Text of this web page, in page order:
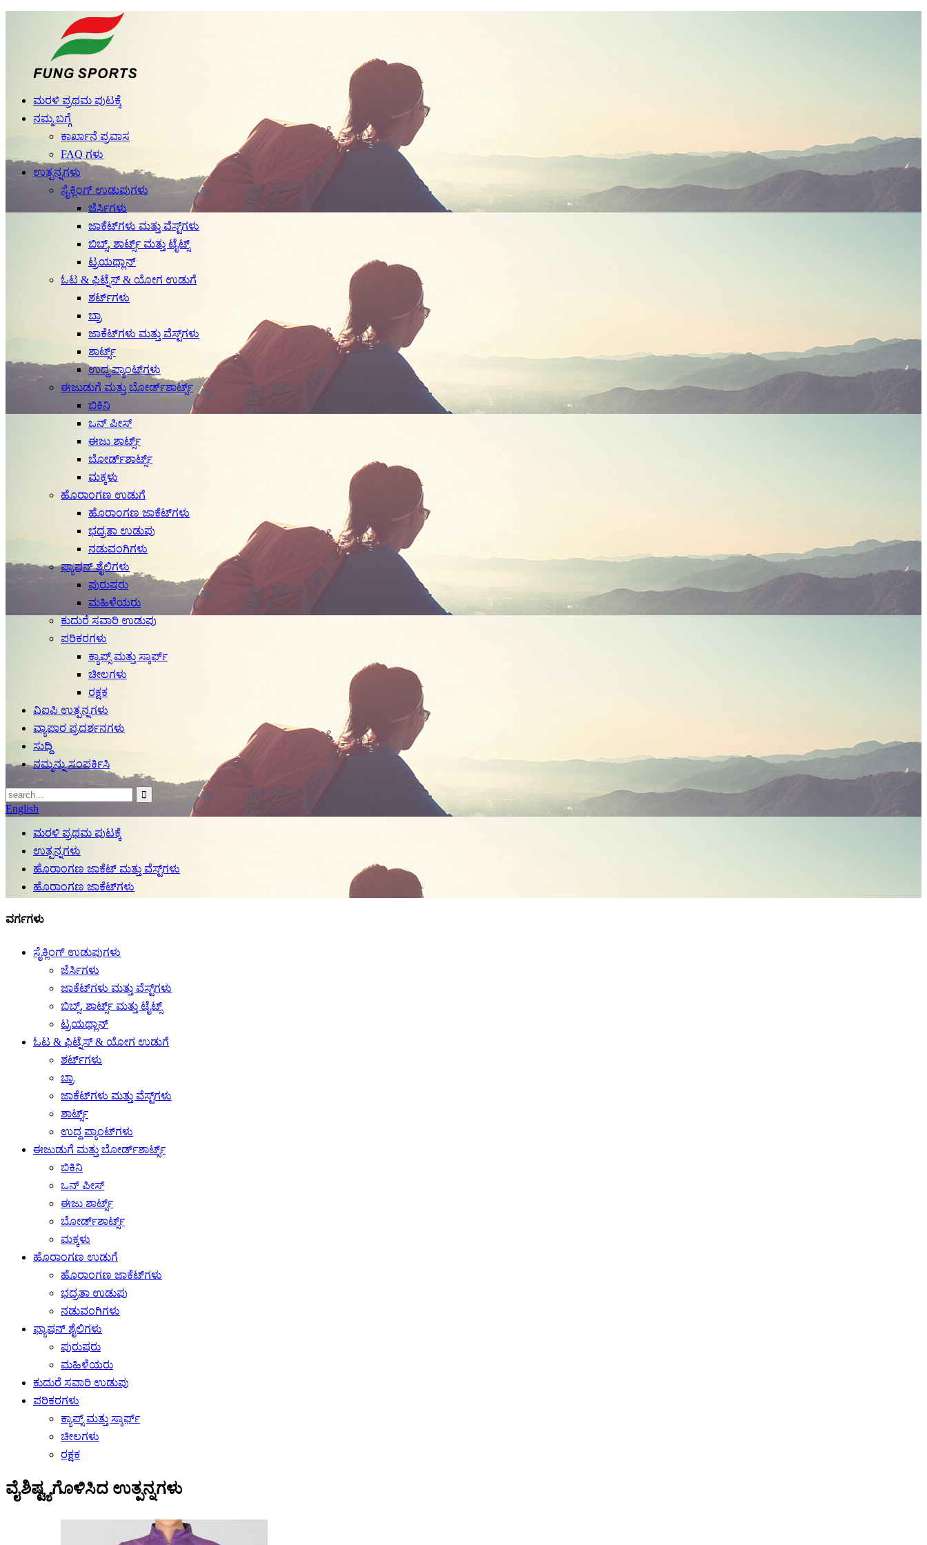
ಮರಳಿ ಪ್ರಥಮ ಪುಟಕ್ಕೆ
ನಮ್ಮ ಬಗ್ಗೆ
ಕಾರ್ಖಾನೆ ಪ್ರವಾಸ
FAQ ಗಳು
ಉತ್ಪನ್ನಗಳು
ಸೈಕ್ಲಿಂಗ್ ಉಡುಪುಗಳು
ಜೆರ್ಸಿಗಳು
ಜಾಕೆಟ್‌ಗಳು ಮತ್ತು ವೆಸ್ಟ್‌ಗಳು
ಬಿಬ್ಸ್, ಶಾರ್ಟ್ಸ್ ಮತ್ತು ಟೈಟ್ಸ್
ಟ್ರಯಥ್ಲಾನ್
ಓಟ & ಫಿಟ್ನೆಸ್ & ಯೋಗ ಉಡುಗೆ
ಶರ್ಟ್‌ಗಳು
ಬ್ರಾ
ಜಾಕೆಟ್‌ಗಳು ಮತ್ತು ವೆಸ್ಟ್‌ಗಳು
ಶಾರ್ಟ್ಸ್
ಉದ್ದ ಪ್ಯಾಂಟ್‌ಗಳು
ಈಜುಡುಗೆ ಮತ್ತು ಬೋರ್ಡ್‌ಶಾರ್ಟ್ಸ್
ಬಿಕಿನಿ
ಒನ್ ಪೀಸ್
ಈಜು ಶಾರ್ಟ್ಸ್
ಬೋರ್ಡ್‌ಶಾರ್ಟ್ಸ್
ಮಕ್ಕಳು
ಹೊರಾಂಗಣ ಉಡುಗೆ
ಹೊರಾಂಗಣ ಜಾಕೆಟ್‌ಗಳು
ಭದ್ರತಾ ಉಡುಪು
ನಡುವಂಗಿಗಳು
ಫ್ಯಾಷನ್ ಶೈಲಿಗಳು
ಪುರುಷರು
ಮಹಿಳೆಯರು
ಕುದುರೆ ಸವಾರಿ ಉಡುಪು
ಪರಿಕರಗಳು
ಕ್ಯಾಪ್ಸ್ ಮತ್ತು ಸ್ಕಾರ್ಫ್
ಚೀಲಗಳು
ರಕ್ಷಕ
ವಿಐಪಿ ಉತ್ಪನ್ನಗಳು
ವ್ಯಾಪಾರ ಪ್ರದರ್ಶನಗಳು
ಸುದ್ದಿ
ನಮ್ಮನ್ನು ಸಂಪರ್ಕಿಸಿ
English
ಮರಳಿ ಪ್ರಥಮ ಪುಟಕ್ಕೆ
ಉತ್ಪನ್ನಗಳು
ಹೊರಾಂಗಣ ಜಾಕೆಟ್ ಮತ್ತು ವೆಸ್ಟ್‌ಗಳು
ಹೊರಾಂಗಣ ಜಾಕೆಟ್‌ಗಳು
ವರ್ಗಗಳು
ಸೈಕ್ಲಿಂಗ್ ಉಡುಪುಗಳು
ಜೆರ್ಸಿಗಳು
ಜಾಕೆಟ್‌ಗಳು ಮತ್ತು ವೆಸ್ಟ್‌ಗಳು
ಬಿಬ್ಸ್, ಶಾರ್ಟ್ಸ್ ಮತ್ತು ಟೈಟ್ಸ್
ಟ್ರಯಥ್ಲಾನ್
ಓಟ & ಫಿಟ್ನೆಸ್ & ಯೋಗ ಉಡುಗೆ
ಶರ್ಟ್‌ಗಳು
ಬ್ರಾ
ಜಾಕೆಟ್‌ಗಳು ಮತ್ತು ವೆಸ್ಟ್‌ಗಳು
ಶಾರ್ಟ್ಸ್
ಉದ್ದ ಪ್ಯಾಂಟ್‌ಗಳು
ಈಜುಡುಗೆ ಮತ್ತು ಬೋರ್ಡ್‌ಶಾರ್ಟ್ಸ್
ಬಿಕಿನಿ
ಒನ್ ಪೀಸ್
ಈಜು ಶಾರ್ಟ್ಸ್
ಬೋರ್ಡ್‌ಶಾರ್ಟ್ಸ್
ಮಕ್ಕಳು
ಹೊರಾಂಗಣ ಉಡುಗೆ
ಹೊರಾಂಗಣ ಜಾಕೆಟ್‌ಗಳು
ಭದ್ರತಾ ಉಡುಪು
ನಡುವಂಗಿಗಳು
ಫ್ಯಾಷನ್ ಶೈಲಿಗಳು
ಪುರುಷರು
ಮಹಿಳೆಯರು
ಕುದುರೆ ಸವಾರಿ ಉಡುಪು
ಪರಿಕರಗಳು
ಕ್ಯಾಪ್ಸ್ ಮತ್ತು ಸ್ಕಾರ್ಫ್
ಚೀಲಗಳು
ರಕ್ಷಕ
ವೈಶಿಷ್ಟ್ಯಗೊಳಿಸಿದ ಉತ್ಪನ್ನಗಳು